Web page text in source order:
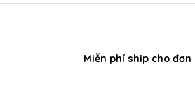
Miễn phí ship cho đơn